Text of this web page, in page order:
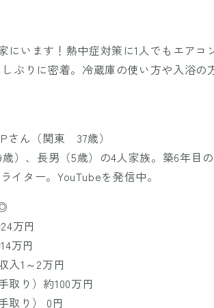
にいます！熱中症対策に1人でもエアコ
ぶりに密着。冷蔵庫の使い方や入浴の
さん（関東 37歳）
）、長男（5歳）の4人家族。築6年目
イター。YouTubeを発信中。
万円
万円
入1～2万円
取り）約100万円
取り） 0円